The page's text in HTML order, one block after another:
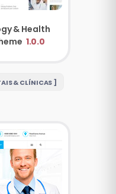
& Health
1.0.0
& CLÍNICAS ]